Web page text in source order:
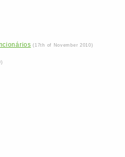
(17th of November 2010)